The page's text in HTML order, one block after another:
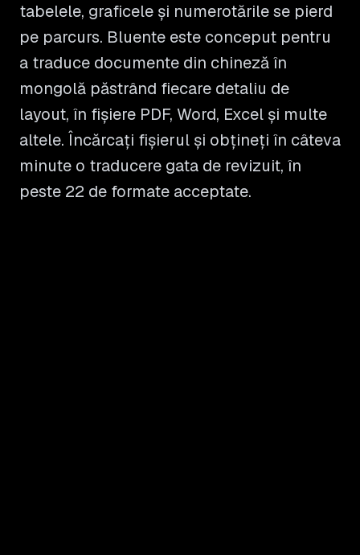
tabelele, graficele și numerotările se pierd
pe parcurs. Bluente este conceput pentru
a traduce documente din chineză în
mongolă păstrând fiecare detaliu de
layout, în fișiere PDF, Word, Excel și multe
altele. Încărcați fișierul și obțineți în câteva
minute o traducere gata de revizuit, în
peste 22 de formate acceptate.